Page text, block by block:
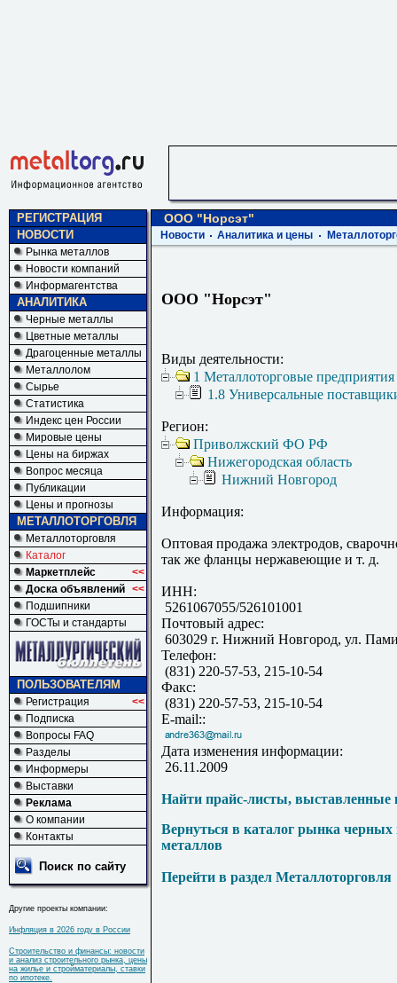
РЕГИСТРАЦИЯ
НОВОСТИ
Рынка металлов
Новости компаний
Информагентства
АНАЛИТИКА
Черные металлы
Цветные металлы
Драгоценные металлы
Металлолом
Сырье
Статистика
Индекс цен России
Мировые цены
Цены на биржах
Вопрос месяца
Публикации
Цены и прогнозы
МЕТАЛЛОТОРГОВЛЯ
Металлоторговля
Каталог
Маркетплейс
<<
Доска объявлений <<
Подшипники
ГОСТы и стандарты
ПОЛЬЗОВАТЕЛЯМ
Регистрация
<<
Подписка
Вопросы FAQ
Разделы
Информеры
Выставки
Реклама
О компании
Контакты
Поиск по сайту
Другие проекты компании:
Инфляция в 2026 году в России
Строительство и финансы: новости
и анализ строительного рынка, цены
на жилье и стройматериалы, ставки
по ипотеке.
ООО "Норсэт"
Новости Аналитика и цены
ООО "Норсэт"
Виды деятельности:
1 Металлоторговые
1.8 Универсальные
Регион:
Приволжский ФО РФ
Нижегородская область
Нижний Новгород
Информация:
Оптовая продажа электродов,
так же фланцы нержавеющие и т. д.
ИНН:
5261067055/526101001
Почтовый адрес:
603029 г. Нижний Новгород, ул.
Телефон:
(831) 220-57-53, 215-10-54
Факс:
(831) 220-57-53, 215-10-54
E-mail::
Дата изменения информации:
26.11.2009
Найти прайс-листы, выставленные
Вернуться в каталог рынка
металлов
Перейти в раздел Металлоторговля